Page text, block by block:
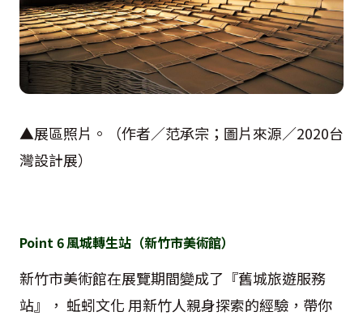
▲展區照片。（作者／范承宗；圖片來源／2020台
灣設計展）
Point 6風城轉生站（新竹市美術館）
新竹市美術館在展覽期間變成了『舊城旅遊服務
站』， 蚯蚓文化 用新竹人親身探索的經驗，帶你